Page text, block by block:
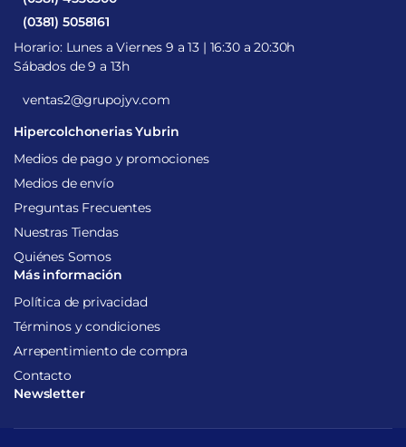
(0381) 5058161
Horario: Lunes a Viernes 9 a 13 | 16:30 a 20:30h
Sábados de 9 a 13h
ventas2@grupojyv.com
Hipercolchonerias Yubrin
Medios de pago y promociones
Medios de envío
Preguntas Frecuentes
Nuestras Tiendas
Quiénes Somos
Más información
Política de privacidad
Términos y condiciones
Arrepentimiento de compra
Contacto
Newsletter